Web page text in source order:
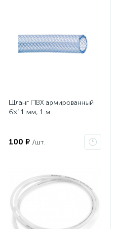
Шланг ПВХ армированный
6×11 мм, 1 м
100 ₽ /шт.